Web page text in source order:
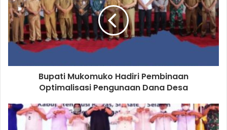
Bupati Mukomuko Hadiri Pembinaan
Optimalisasi Pengunaan Dana Desa